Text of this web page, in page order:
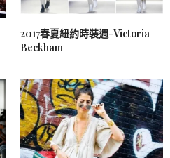
2017春夏紐約時裝週-Victoria
Beckham